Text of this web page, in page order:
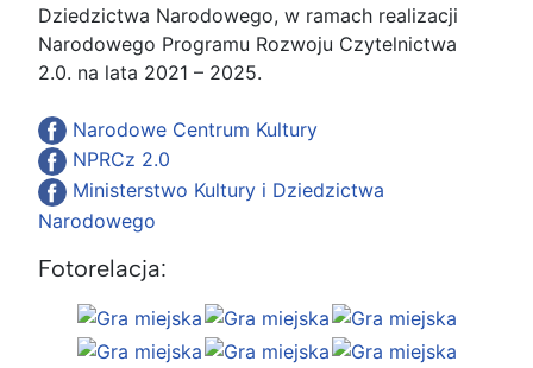
Dziedzictwa Narodowego, w ramach realizacji
Narodowego Programu Rozwoju Czytelnictwa
2.0. na lata 2021 – 2025.
Narodowe Centrum Kultury
NPRCz 2.0
Ministerstwo Kultury i Dziedzictwa
Narodowego
Fotorelacja: